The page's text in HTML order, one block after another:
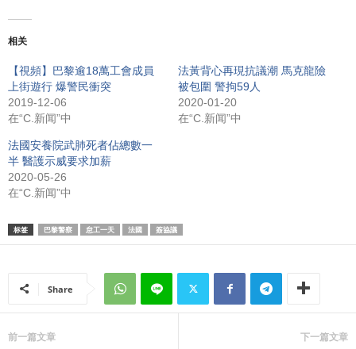
相关
【視頻】巴黎逾18萬工會成員
上街遊行 爆警民衝突
2019-12-06
在“C.新闻”中
法黃背心再現抗議潮 馬克龍險
被包圍 警拘59人
2020-01-20
在“C.新闻”中
法國安養院武肺死者佔總數一
半 醫護示威要求加薪
2020-05-26
在“C.新闻”中
标签 巴黎警察 怠工一天 法國 簽協議
Share
前一篇文章 下一篇文章